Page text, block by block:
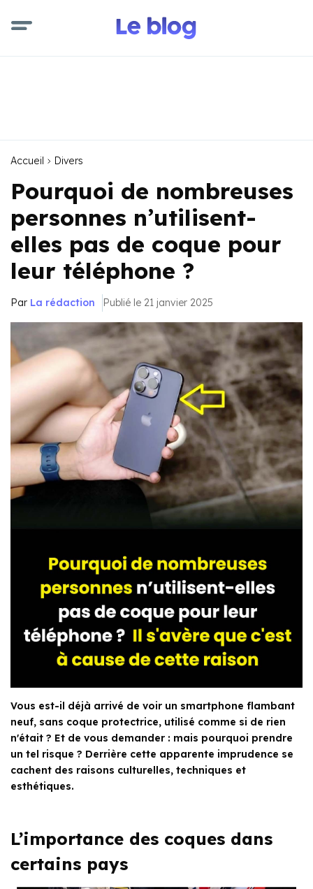
Accueil Divers
Pourquoi de nombreuses
personnes n’utilisent-
elles pas de coque pour
leur téléphone ?
Par La rédaction Publié le 21 janvier 2025
Vous est-il déjà arrivé de voir un smartphone flambant
neuf, sans coque protectrice, utilisé comme si de rien
n'était ? Et de vous demander : mais pourquoi prendre
un tel risque ? Derrière cette apparente imprudence se
cachent des raisons culturelles, techniques et
esthétiques.
L’importance des coques dans
certains pays